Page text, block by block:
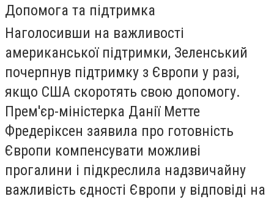
Допомога та підтримка
Наголосивши на важливості
американської підтримки, Зеленський
почерпнув підтримку з Європи у разі,
якщо США скоротять свою допомогу.
Прем'єр-міністерка Данії Метте
Фредеріксен заявила про готовність
Європи компенсувати можливі
прогалини і підкреслила надзвичайну
важливість єдності Європи у відповіді на